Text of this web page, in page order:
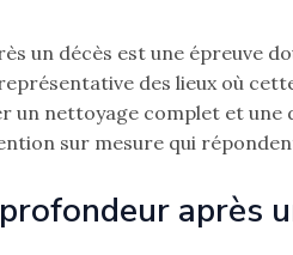
un décès est une épreuve
des lieux où
nettoyage complet et une
sur mesure qui
après